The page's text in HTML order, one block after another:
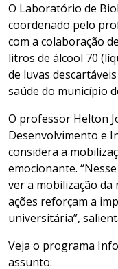
O Laboratório de
coordenado pelo
com a colaboração
litros de álcool 70
de luvas
saúde do município
O professor Helton
Desenvolvimento e
considera a
emocionante.
ver a mobilização da
ações reforçam a
universitária”,
Veja o programa
assunto: